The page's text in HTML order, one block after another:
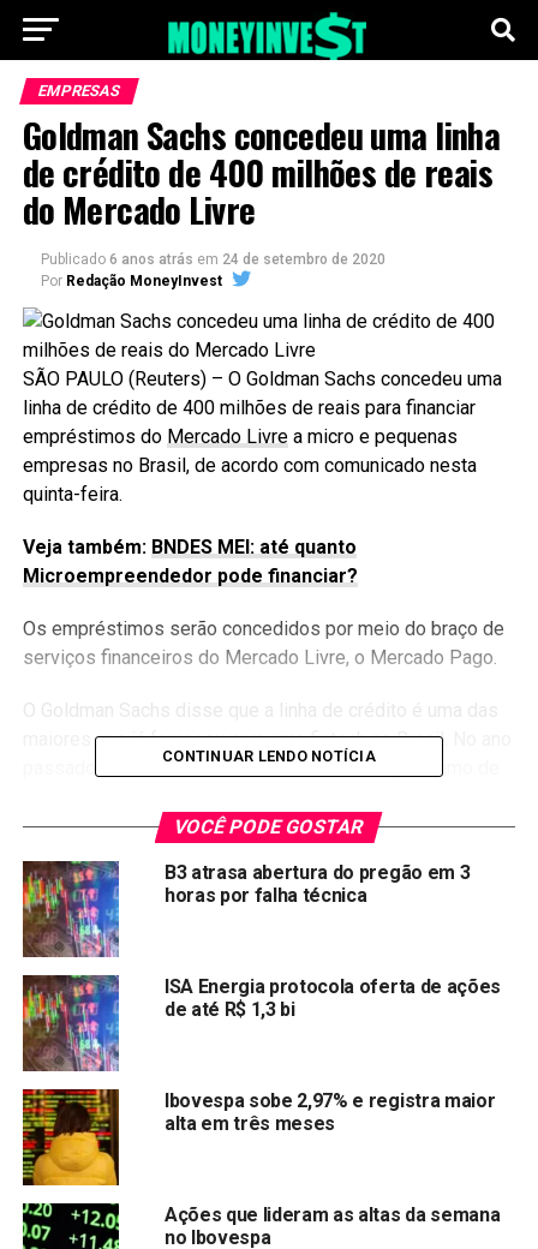
EMPRESAS
Goldman Sachs concedeu uma linha
de crédito de 400 milhões de reais
do Mercado Livre
Publicado 6 anos atrás em 24 de setembro de 2020
Por Redação MoneyInvest
SÃO PAULO (Reuters) – O Goldman Sachs concedeu uma
linha de crédito de 400 milhões de reais para financiar
empréstimos do Mercado Livrea micro e pequenas
empresas no Brasil, de acordo com comunicado nesta
quinta-feira.
Veja também: BNDES MEI: até quanto
Microempreendedor pode financiar?
Os empréstimos serão concedidos por meio do braço de
serviços financeiros do Mercado Livre, o Mercado Pago.
O Goldman Sachs disse que a linha de crédito é uma das
maiores que já forneceu para uma fintech no Brasil. No ano
passado, o Goldman Sachs concedeu um empréstimo de
O Mercado Pago atua no Brasil, Argentina e México.
Em abril, o Mercado Pago disse que estava estendendo
uma linha de crédito de 600 milhões de reais para ajudar
as pequenas empresas a enfrentar o impacto econômico
da pandemia de coronavírus.
As informações são da Reuters
Compartilhar:
Copy
Link
WhatsApp
TÓPICOS RELACIONADOS: IBOV
CONTINUAR LENDO NOTÍCIA
VOCÊ PODE GOSTAR
B3 atrasa abertura do pregão em 3
horas por falha técnica
ISA Energia protocola oferta de ações
de até R$ 1,3 bi
Ibovespa sobe 2,97% e registra maior
alta em três meses
Ações que lideram as altas da semana
no Ibovespa